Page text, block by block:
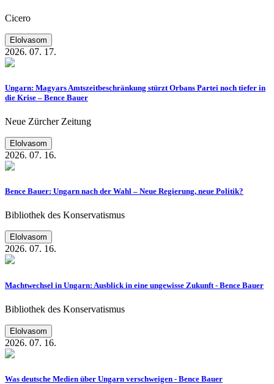
Cicero
Elolvasom
2026. 07. 17.
Ungarn: Magyars Amtszeitbeschränkung stürzt Orbans Partei noch tiefer in
die Krise – Bence Bauer
Neue Zürcher Zeitung
Elolvasom
2026. 07. 16.
Bence Bauer: Ungarn nach der Wahl – Neue Regierung, neue Politik?
Bibliothek des Konservatismus
Elolvasom
2026. 07. 16.
Machtwechsel in Ungarn: Ausblick in eine ungewisse Zukunft - Bence Bauer
Bibliothek des Konservatismus
Elolvasom
2026. 07. 16.
Was deutsche Medien über Ungarn verschweigen - Bence Bauer